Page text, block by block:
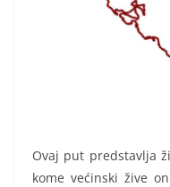
Ovaj put predstavlja
kome većinski žive